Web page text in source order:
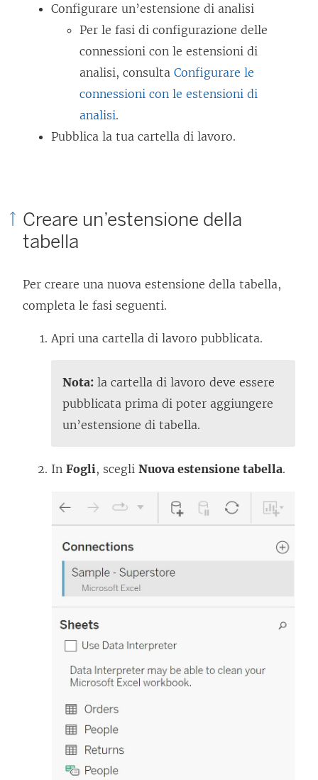
Configurare un’estensione di analisi
Per le fasi di configurazione delle
connessioni con le estensioni di
analisi, consulta Configurare le
connessioni con le estensioni di
analisi.
Pubblica la tua cartella di lavoro.
Creare un’estensione della
tabella
Per creare una nuova estensione della tabella,
completa le fasi seguenti.
Apri una cartella di lavoro pubblicata.
Nota: la cartella di lavoro deve essere
pubblicata prima di poter aggiungere
un’estensione di tabella.
In Fogli, scegli Nuova estensione tabella.